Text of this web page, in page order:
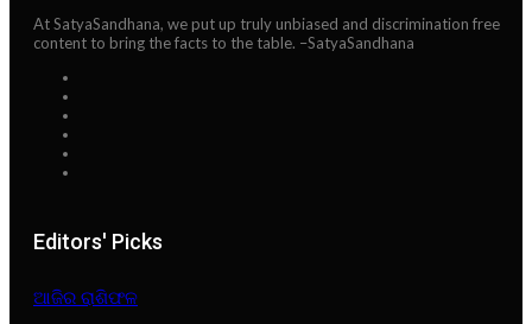
At SatyaSandhana, we put up truly unbiased and discrimination free
content to bring the facts to the table. –SatyaSandhana
Editors' Picks
ଆଜିର ରାଶିଫଳ